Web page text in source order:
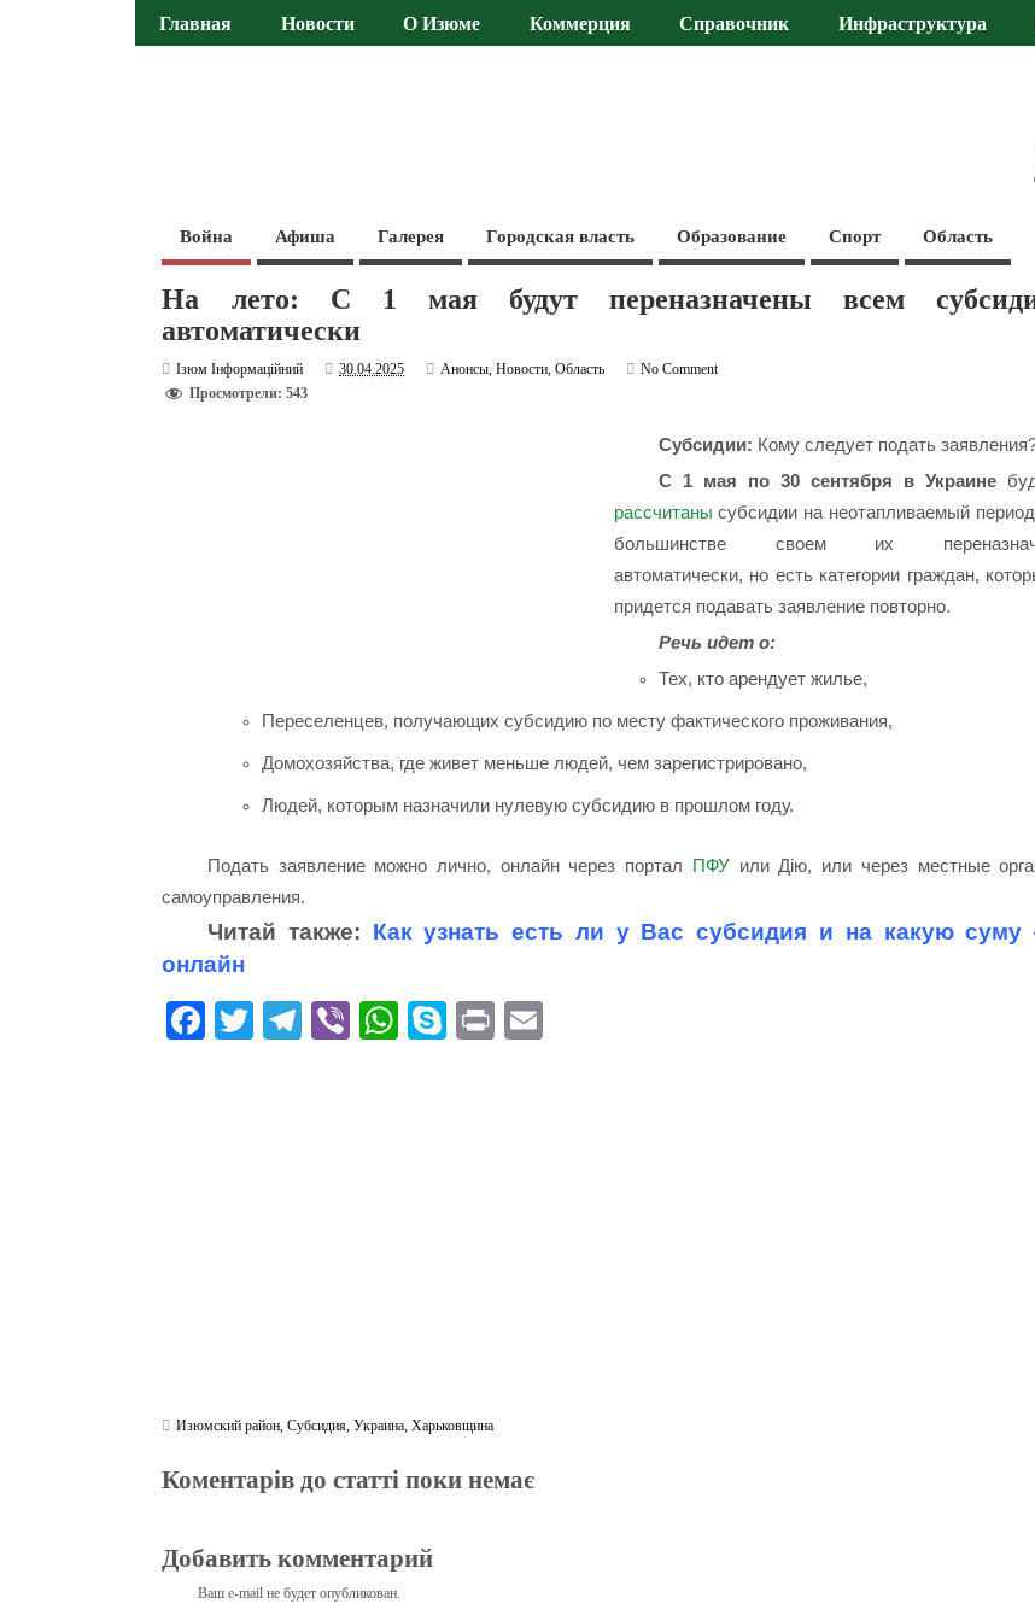
Главная Новости О Изюме Коммерция Справочник Инфраструктура
Война Афиша Галерея Городская власть Образование Спорт Область
На лето: С 1 мая будут переназначены всем
автоматически
Ізюм Інформаційний 30.04.2025 Анонсы,Новости,Область
No Comment
Просмотрели: 543
Субсидии: Кому следует подать
С 1 мая по 30 сентября в Украине
рассчитаны субсидии на неотапливаемый
большинстве своем их
автоматически, но есть категории граждан,
придется подавать заявление повторно.
Речь идет о:
Тех, кто арендует жилье,
Переселенцев, получающих субсидию по месту фактического проживания,
Домохозяйства, где живет меньше людей, чем зарегистрировано,
Людей, которым назначили нулевую субсидию в прошлом году.
Подать заявление можно лично, онлайн через портал ПФУили Дію, или через местные
самоуправления.
Читай также: Как узнать есть ли у Вас субсидия и на какую
онлайн
Fa T
Te Vi
W
S
Pr
Изюмский район,Субсидия,Украина,Харьковщина
Коментарів до статті поки немає
Добавить комментарий
Ваш e-mail не будет опубликован.